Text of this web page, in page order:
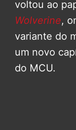
voltou ao
Wolverine,
variante do
um novo
do MCU.